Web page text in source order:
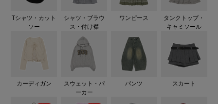
Tシャツ・カット
ソー
シャツ・ブラウ
ス・付け襟
ワンピース
タンクトップ・
キャミソール
カーディガン
スウェット・パ
ーカー
パンツ スカート